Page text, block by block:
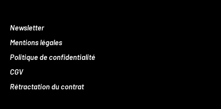
Newsletter
Mentions légales
Politique de confidentialité
CGV
Rétractation du contrat